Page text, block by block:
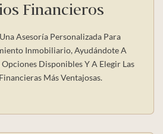
Financieros
Asesoría Personalizada Para
Inmobiliario, Ayudándote A
Disponibles Y A Elegir Las
Más Ventajosas.